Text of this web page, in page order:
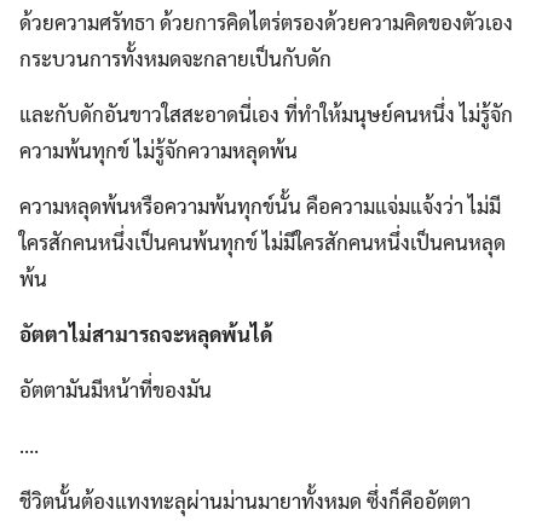
ด้วยความศรัทธา ด้วยการคิดไตร่ตรองด้วยความคิดของตัวเอง
กระบวนการทั้งหมดจะกลายเป็นกับดัก
และกับดักอันขาวใสสะอาดนี่เอง ที่ทำให้มนุษย์คนหนึ่ง ไม่รู้จัก
ความพ้นทุกข์ ไม่รู้จักความหลุดพ้น
ความหลุดพ้นหรือความพ้นทุกข์นั้น คือความแจ่มแจ้งว่า ไม่มี
ใครสักคนหนึ่งเป็นคนพ้นทุกข์ ไม่มีใครสักคนหนึ่งเป็นคนหลุด
พ้น
อัตตาไม่สามารถจะหลุดพ้นได้
อัตตามันมีหน้าที่ของมัน
….
ชีวิตนั้นต้องแทงทะลุผ่านม่านมายาทั้งหมด ซึ่งก็คืออัตตา